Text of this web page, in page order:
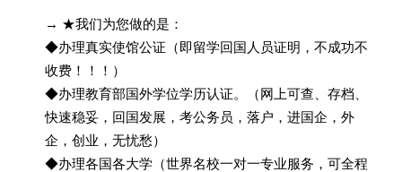
→ ★我们为您做的是：
◆办理真实使馆公证（即留学回国人员证明，不成功不
收费！！！）
◆办理教育部国外学位学历认证。（网上可查、存档、
快速稳妥，回国发展，考公务员，落户，进国企，外
企，创业，无忧愁）
◆办理各国各大学（世界名校一对一专业服务，可全程